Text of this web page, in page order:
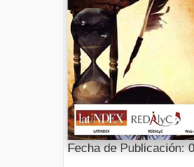
Fecha de Publicación: